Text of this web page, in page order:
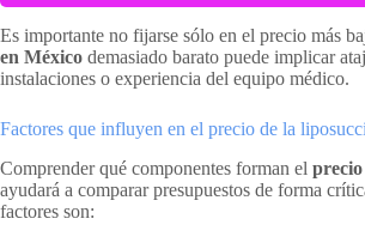
Es importante no fijarse sólo en el precio más
en México demasiado barato puede implicar
instalaciones o experiencia del equipo médico.
Factores que influyen en el precio de la
Comprender qué componentes forman el
ayudará a comparar presupuestos de forma
factores son: